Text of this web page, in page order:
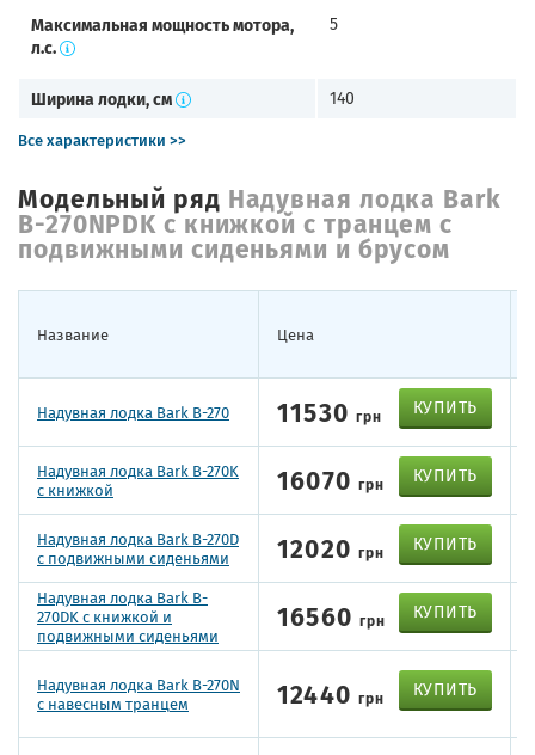
Максимальная мощность мотора,
л.с.
5
Ширина лодки, см
140
Все характеристики >>
Модельный ряд Надувная лодка Bark
B-270NPDK с книжкой с транцем с
подвижными сиденьями и брусом
Название Цена
Надувная лодка Bark B-270 11530грн КУПИТЬ
Надувная лодка Bark B-270K
с книжкой
16070грн КУПИТЬ
Надувная лодка Bark B-270D
с подвижными сиденьями
12020грн КУПИТЬ
Надувная лодка Bark B-
270DK с книжкой и
подвижными сиденьями
16560грн КУПИТЬ
Надувная лодка Bark B-270N
с навесным транцем
12440грн КУПИТЬ